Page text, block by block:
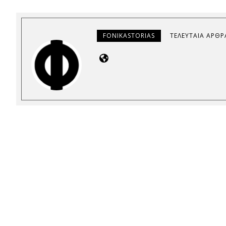
FONIKASTORIAS ΤΕΛΕΥΤΑΊΑ